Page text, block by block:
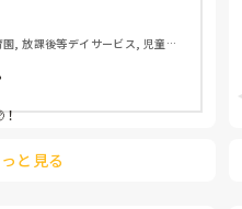
, 放課後等デイサービス, 児童発
！
と見る